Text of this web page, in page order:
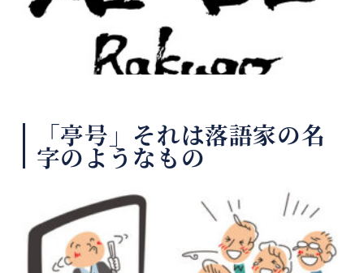
「亭号」それは落語家の名
字のようなもの